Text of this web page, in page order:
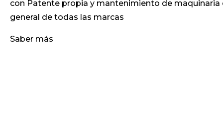
con Patente propia y mantenimiento de maquinaria
general de todas las marcas
Saber más